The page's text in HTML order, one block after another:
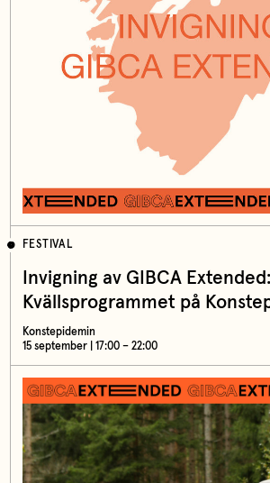
FESTIVAL
Invigning av GIBCA Extended:
Kvällsprogrammet på
Konstepidemin
15 september | 17:00 – 22:00